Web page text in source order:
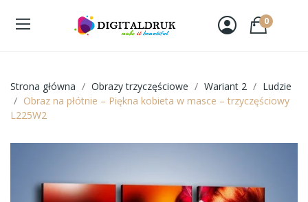
0
Strona główna Obrazy trzyczęściowe Wariant 2
Ludzie
Obraz na płótnie – Piękna kobieta w masce – trzyczęściowy
L225W2